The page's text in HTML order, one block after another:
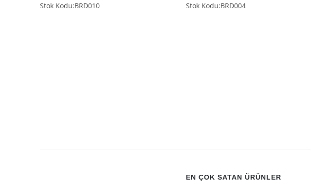
Stok Kodu:BRD010
Stok Kodu:BRD004
EN ÇOK SATAN ÜRÜNLER